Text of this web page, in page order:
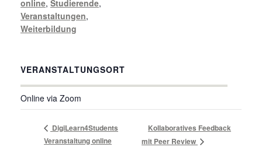
online, Studierende,
Veranstaltungen,
Weiterbildung
VERANSTALTUNGSORT
Online via Zoom
DigiLearn4Students
Veranstaltung online
Kollaboratives Feedback
mit Peer Review